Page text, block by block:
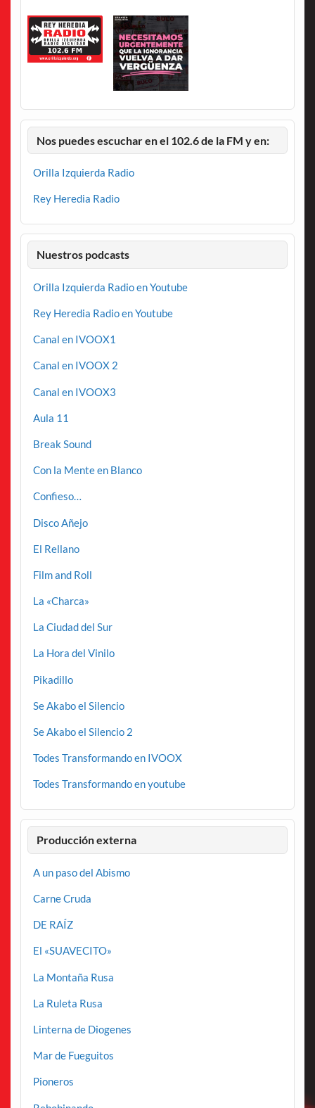
Nos puedes escuchar en el 102.6 de la FM y en:
Orilla Izquierda Radio
Rey Heredia Radio
Nuestros podcasts
Orilla Izquierda Radio en Youtube
Rey Heredia Radio en Youtube
Canal en IVOOX1
Canal en IVOOX 2
Canal en IVOOX3
Aula 11
Break Sound
Con la Mente en Blanco
Confieso…
Disco Añejo
El Rellano
Film and Roll
La «Charca»
La Ciudad del Sur
La Hora del Vinilo
Pikadillo
Se Akabo el Silencio
Se Akabo el Silencio 2
Todes Transformando en IVOOX
Todes Transformando en youtube
Producción externa
A un paso del Abismo
Carne Cruda
DE RAÍZ
El «SUAVECITO»
La Montaña Rusa
La Ruleta Rusa
Linterna de Diogenes
Mar de Fueguitos
Pioneros